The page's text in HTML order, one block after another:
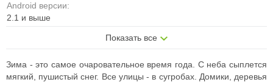
Android версии:
2.1 и выше
Показать все
Зима - это самое очаровательное время года. С неба сыплется
мягкий, пушистый снег. Все улицы - в сугробах. Домики, деревья